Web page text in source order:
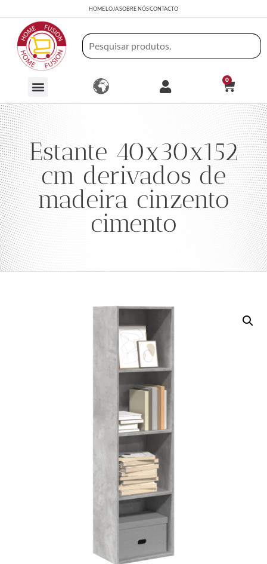
HOMELOJASOBRE NÓSCONTACTO
0
Estante 40x30x152
cm derivados de
madeira cinzento
cimento